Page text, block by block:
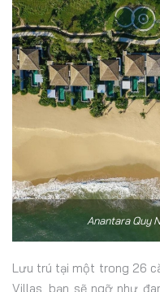
Anantara Quy
Lưu trú tại một trong 26
Villas, bạn sẽ ngỡ như